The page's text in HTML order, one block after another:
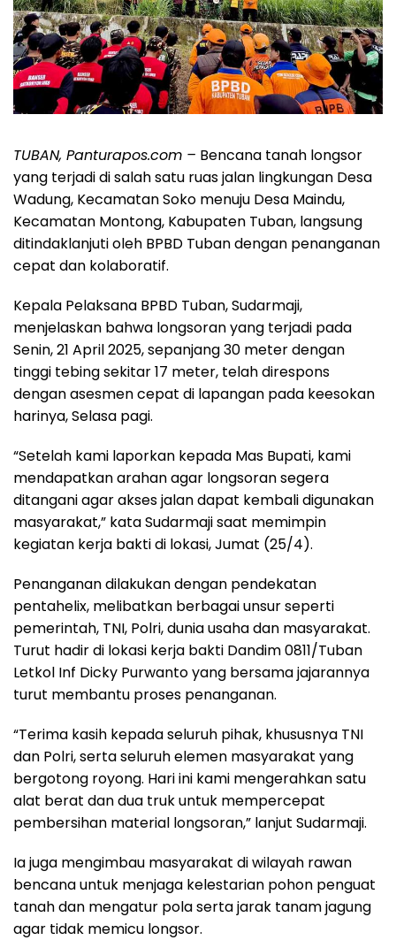
TUBAN, Panturapos.com – Bencana tanah longsor
yang terjadi di salah satu ruas jalan lingkungan Desa
Wadung, Kecamatan Soko menuju Desa Maindu,
Kecamatan Montong, Kabupaten Tuban, langsung
ditindaklanjuti oleh BPBD Tuban dengan penanganan
cepat dan kolaboratif.
Kepala Pelaksana BPBD Tuban, Sudarmaji,
menjelaskan bahwa longsoran yang terjadi pada
Senin, 21 April 2025, sepanjang 30 meter dengan
tinggi tebing sekitar 17 meter, telah direspons
dengan asesmen cepat di lapangan pada keesokan
harinya, Selasa pagi.
“Setelah kami laporkan kepada Mas Bupati, kami
mendapatkan arahan agar longsoran segera
ditangani agar akses jalan dapat kembali digunakan
masyarakat,” kata Sudarmaji saat memimpin
kegiatan kerja bakti di lokasi, Jumat (25/4).
Penanganan dilakukan dengan pendekatan
pentahelix, melibatkan berbagai unsur seperti
pemerintah, TNI, Polri, dunia usaha dan masyarakat.
Turut hadir di lokasi kerja bakti Dandim 0811/Tuban
Letkol Inf Dicky Purwanto yang bersama jajarannya
turut membantu proses penanganan.
“Terima kasih kepada seluruh pihak, khususnya TNI
dan Polri, serta seluruh elemen masyarakat yang
bergotong royong. Hari ini kami mengerahkan satu
alat berat dan dua truk untuk mempercepat
pembersihan material longsoran,” lanjut Sudarmaji.
Ia juga mengimbau masyarakat di wilayah rawan
bencana untuk menjaga kelestarian pohon penguat
tanah dan mengatur pola serta jarak tanam jagung
agar tidak memicu longsor.